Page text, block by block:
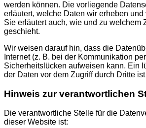
werden können. Die vorliegende
erläutert, welche Daten wir erheben und
Sie erläutert auch, wie und zu welchem
geschieht.
Wir weisen darauf hin, dass die
Internet (z. B. bei der Kommunikation
Sicherheitslücken aufweisen kann. Ein
der Daten vor dem Zugriff durch Dritte
Hinweis zur verantwortlichen
Die verantwortliche Stelle für die
dieser Website ist: